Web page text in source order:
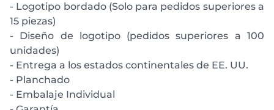
- Logotipo bordado (Solo para pedidos superiores a
15 piezas)
- Diseño de logotipo (pedidos superiores a 100
unidades)
- Entrega a los estados continentales de EE. UU.
- Planchado
- Embalaje Individual